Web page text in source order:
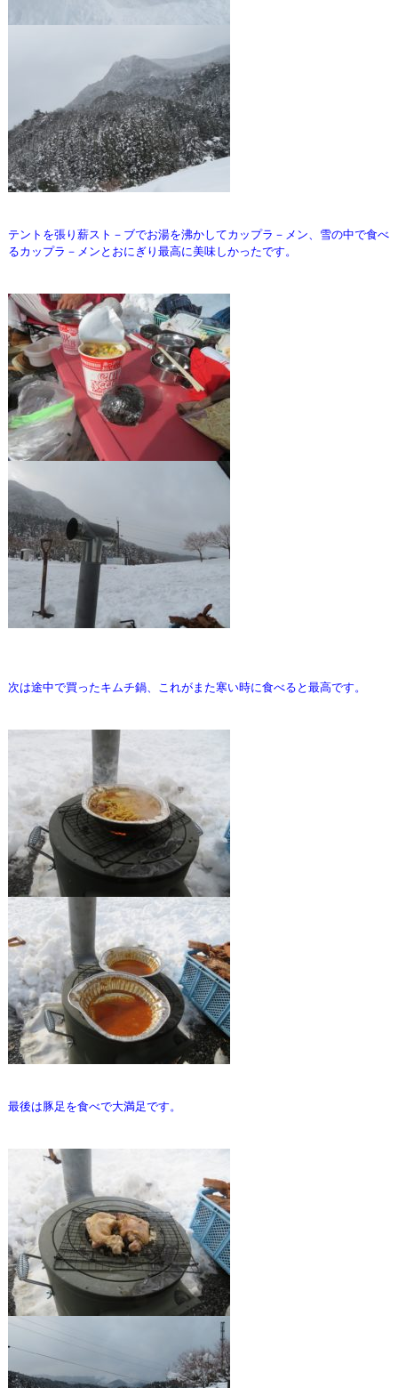
テントを張り薪スト－ブでお湯を沸かしてカップラ－メン、 雪の中で食べ
るカップラ－メンとおにぎり最高に美味しかったです。
次は途中で買ったキムチ鍋、これがまた寒い時に食べると最高です。
最後は豚足を食べで大満足です。